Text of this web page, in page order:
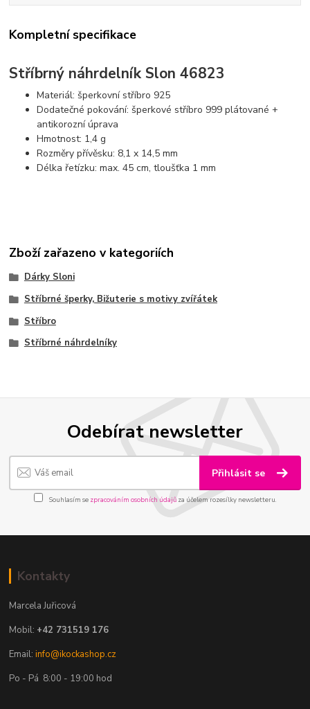
Kompletní specifikace
Stříbrný náhrdelník Slon 46823
Materiál: šperkovní stříbro 925
Dodatečné pokování: šperkové stříbro 999 plátované +
antikorozní úprava
Hmotnost: 1,4 g
Rozměry přívěsku: 8,1 x 14,5 mm
Délka řetízku: max. 45 cm, tloušťka 1 mm
Zboží zařazeno v kategoriích
Dárky Sloni
Stříbrné šperky, Bižuterie s motivy zvířátek
Stříbro
Stříbrné náhrdelníky
Odebírat newsletter
Přihlásit se
Souhlasím se zpracováním osobních údajůza účelem rozesílky newsletteru.
Kontakty
Marcela Juřicová
Mobil: +42 731519 176
Email:info@ikockashop.cz
Po - Pá 8:00 - 19:00 hod